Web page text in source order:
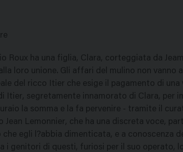
Roux ha una figlia, Clara, corteggiata da
loro unione. Gli affari del mulino non vanno
del ricco Itier che esige il pagamento di
Itier, segretamente innamorato di Clara, per
la somma e la fa pervenire - tramite il
Jean Lemonnier, che ha una discreta voce,
che egli l?abbia dimenticata, e a conoscenza
i genitori di questi, furiosi per il suo operato,